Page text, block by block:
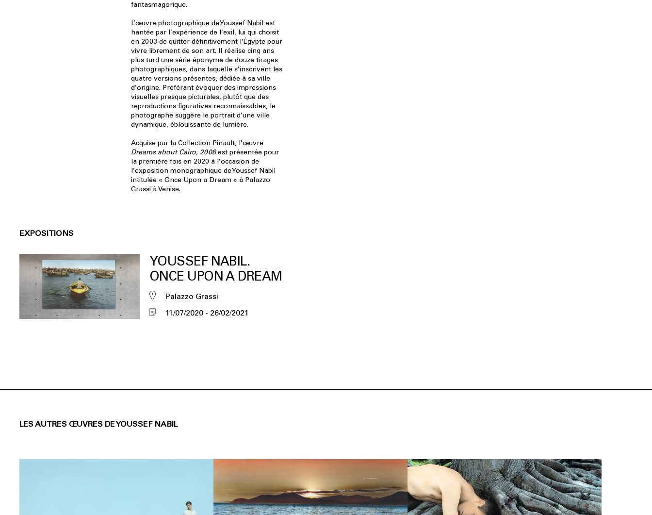
fantasmagorique.
L’œuvre photographique de Youssef Nabil est
hantée par l’expérience de l’exil, lui qui choisit
en 2003 de quitter définitivement l’Égypte pour
vivre librement de son art. Il réalise cinq ans
plus tard une série éponyme de douze tirages
photographiques, dans laquelle s’inscrivent les
quatre versions présentes, dédiée à sa ville
d’origine. Préférant évoquer des impressions
visuelles presque picturales, plutôt que des
reproductions figuratives reconnaissables, le
photographe suggère le portrait d’une ville
dynamique, éblouissante de lumière.
Acquise par la Collection Pinault, l’œuvre
Dreams about Cairo, 2008est présentée pour
la première fois en 2020 à l’occasion de
l’exposition monographique de Youssef Nabil
intitulée « Once Upon a Dream » à Palazzo
Grassi à Venise.
EXPOSITIONS
YOUSSEF NABIL.
ONCE UPON A DREAM
Palazzo Grassi
11/07/2020
26/02/2021
LES AUTRES ŒUVRES DE YOUSSEF NABIL